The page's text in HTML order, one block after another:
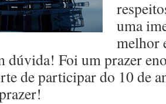
uma
melhor
dúvida! Foi um prazer
de participar do 10 de